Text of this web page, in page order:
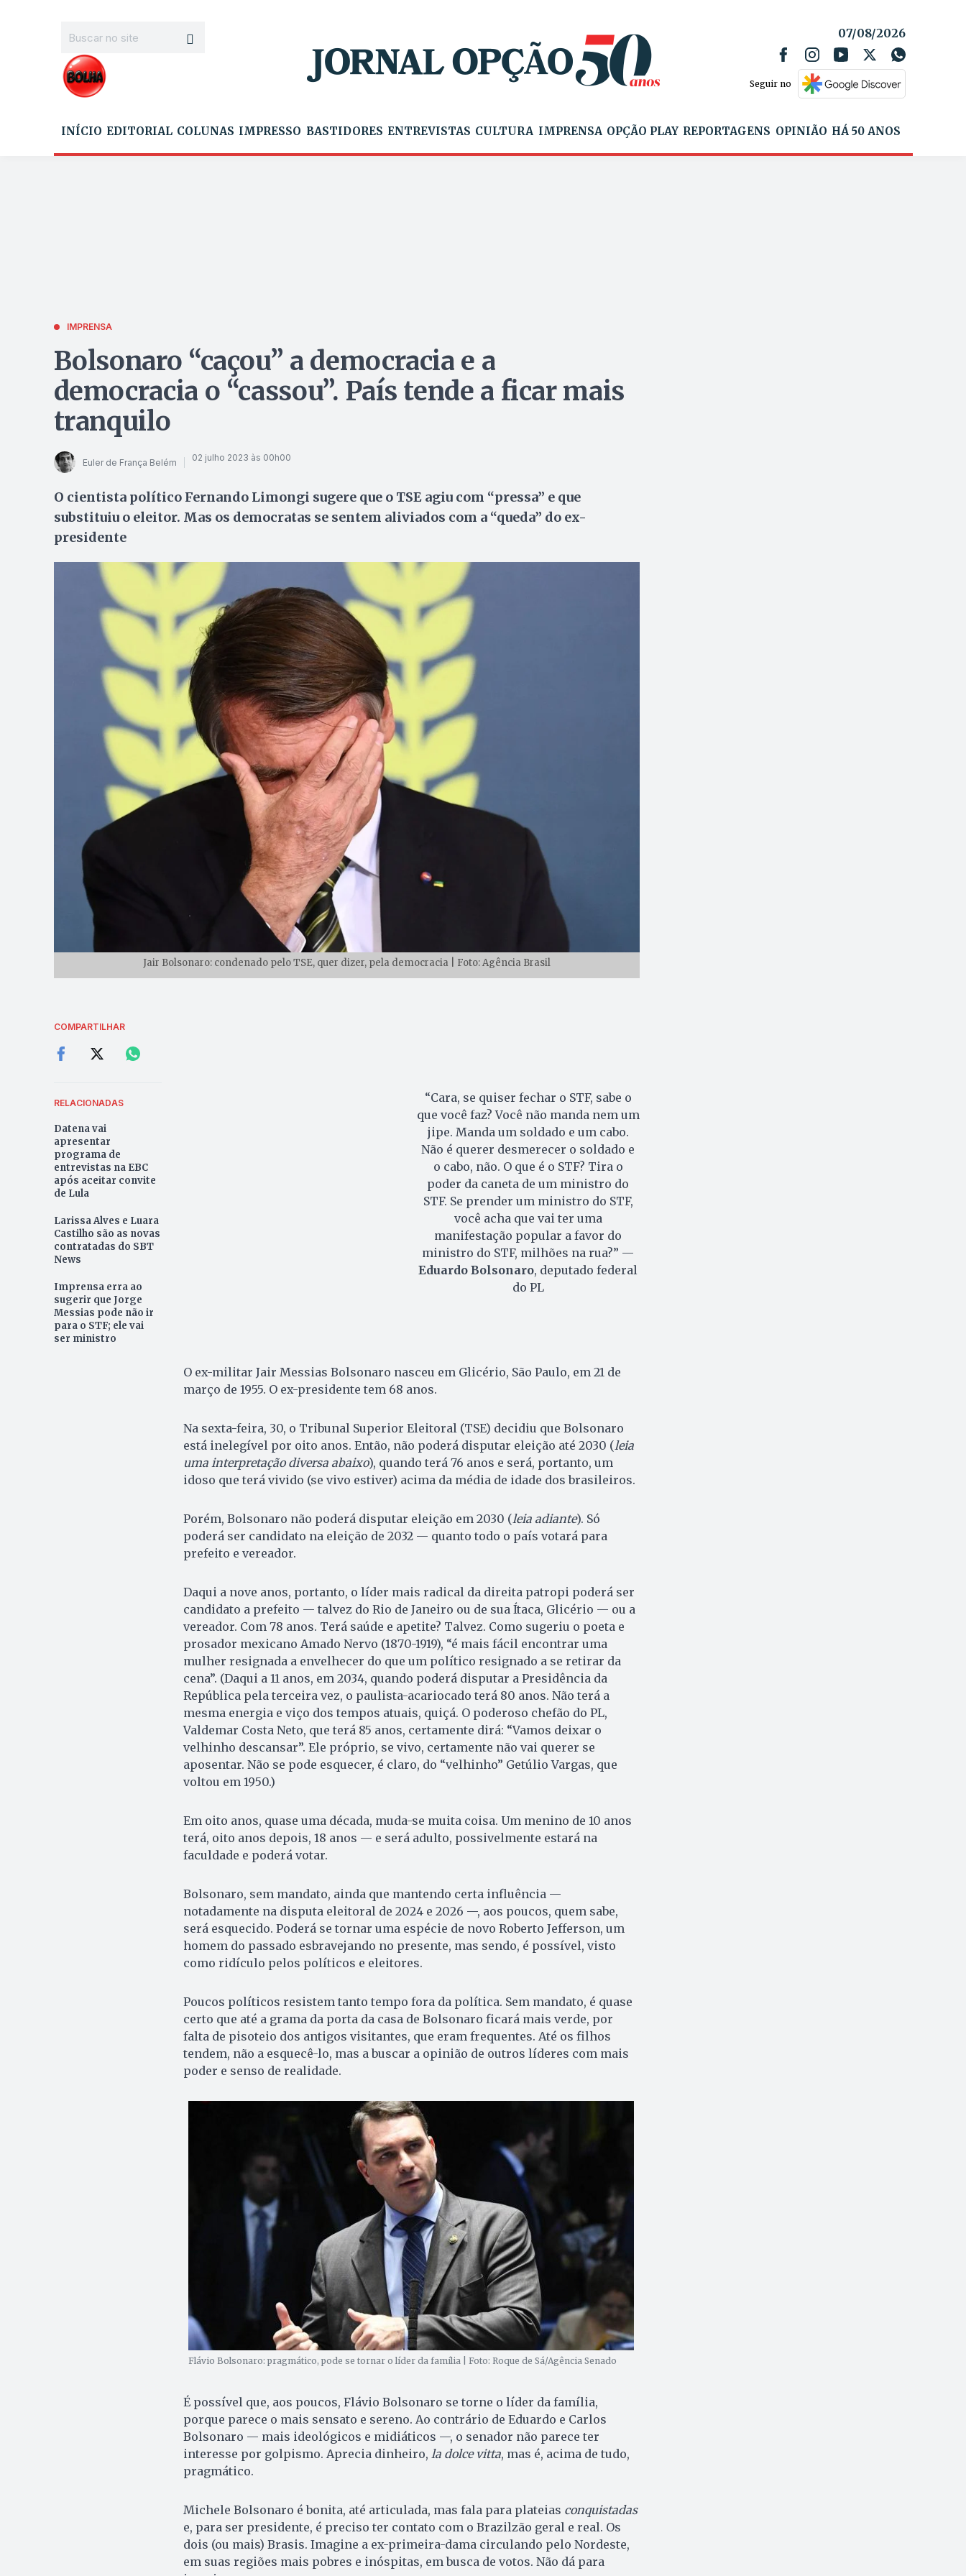
07/08/2026
Seguir no
INÍCIO EDITORIAL COLUNAS IMPRESSO BASTIDORES ENTREVISTAS CULTURA IMPRENSA OPÇÃO PLAY REPORTAGENS OPINIÃO HÁ 50 ANOS
IMPRENSA
Bolsonaro “caçou” a democracia e a
democracia o “cassou”. País tende a ficar mais
tranquilo
Euler de França Belém 02 julho 2023 às 00h00
O cientista político Fernando Limongi sugere que o TSE agiu com “pressa” e que
substituiu o eleitor. Mas os democratas se sentem aliviados com a “queda” do ex-
presidente
Jair Bolsonaro: condenado pelo TSE, quer dizer, pela democracia | Foto: Agência Brasil
COMPARTILHAR
RELACIONADAS
Datena vai
apresentar
programa de
entrevistas na EBC
após aceitar convite
de Lula
Larissa Alves e Luara
Castilho são as novas
contratadas do SBT
News
Imprensa erra ao
sugerir que Jorge
Messias pode não ir
para o STF; ele vai
ser ministro
“Cara, se quiser fechar o STF, sabe o
que você faz? Você não manda nem um
jipe. Manda um soldado e um cabo.
Não é querer desmerecer o soldado e
o cabo, não. O que é o STF? Tira o
poder da caneta de um ministro do
STF. Se prender um ministro do STF,
você acha que vai ter uma
manifestação popular a favor do
ministro do STF, milhões na rua?” —
Eduardo Bolsonaro, deputado federal
do PL
O ex-militar Jair Messias Bolsonaro nasceu em Glicério, São Paulo, em 21 de
março de 1955. O ex-presidente tem 68 anos.
Na sexta-feira, 30, o Tribunal Superior Eleitoral (TSE) decidiu que Bolsonaro
está inelegível por oito anos. Então, não poderá disputar eleição até 2030 (leia
uma interpretação diversa abaixo), quando terá 76 anos e será, portanto, um
idoso que terá vivido (se vivo estiver) acima da média de idade dos brasileiros.
Porém, Bolsonaro não poderá disputar eleição em 2030 (leia adiante). Só
poderá ser candidato na eleição de 2032 — quanto todo o país votará para
prefeito e vereador.
Daqui a nove anos, portanto, o líder mais radical da direita patropi poderá ser
candidato a prefeito — talvez do Rio de Janeiro ou de sua Ítaca, Glicério — ou a
vereador. Com 78 anos. Terá saúde e apetite? Talvez. Como sugeriu o poeta e
prosador mexicano Amado Nervo (1870-1919), “é mais fácil encontrar uma
mulher resignada a envelhecer do que um político resignado a se retirar da
cena”. (Daqui a 11 anos, em 2034, quando poderá disputar a Presidência da
República pela terceira vez, o paulista-acariocado terá 80 anos. Não terá a
mesma energia e viço dos tempos atuais, quiçá. O poderoso chefão do PL,
Valdemar Costa Neto, que terá 85 anos, certamente dirá: “Vamos deixar o
velhinho descansar”. Ele próprio, se vivo, certamente não vai querer se
aposentar. Não se pode esquecer, é claro, do “velhinho” Getúlio Vargas, que
voltou em 1950.)
Em oito anos, quase uma década, muda-se muita coisa. Um menino de 10 anos
terá, oito anos depois, 18 anos — e será adulto, possivelmente estará na
faculdade e poderá votar.
Bolsonaro, sem mandato, ainda que mantendo certa influência —
notadamente na disputa eleitoral de 2024 e 2026 —, aos poucos, quem sabe,
será esquecido. Poderá se tornar uma espécie de novo Roberto Jefferson, um
homem do passado esbravejando no presente, mas sendo, é possível, visto
como ridículo pelos políticos e eleitores.
Poucos políticos resistem tanto tempo fora da política. Sem mandato, é quase
certo que até a grama da porta da casa de Bolsonaro ficará mais verde, por
falta de pisoteio dos antigos visitantes, que eram frequentes. Até os filhos
tendem, não a esquecê-lo, mas a buscar a opinião de outros líderes com mais
poder e senso de realidade.
Flávio Bolsonaro: pragmático, pode se tornar o líder da família | Foto: Roque de Sá/Agência Senado
É possível que, aos poucos, Flávio Bolsonaro se torne o líder da família,
porque parece o mais sensato e sereno. Ao contrário de Eduardo e Carlos
Bolsonaro — mais ideológicos e midiáticos —, o senador não parece ter
interesse por golpismo. Aprecia dinheiro, la dolce vitta, mas é, acima de tudo,
pragmático.
Michele Bolsonaro é bonita, até articulada, mas fala para plateias conquistadas
e, para ser presidente, é preciso ter contato com o Brazilzão geral e real. Os
dois (ou mais) Brasis. Imagine a ex-primeira-dama circulando pelo Nordeste,
em suas regiões mais pobres e inóspitas, em busca de votos. Não dá para